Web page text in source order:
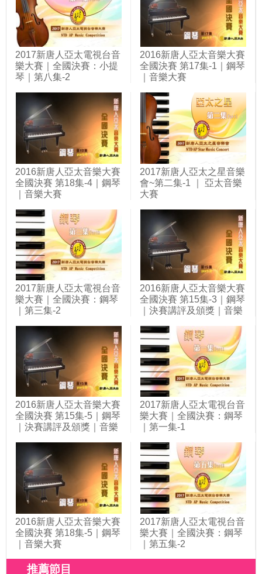
2017新唐人亞太電視台音
樂大賽｜全國決賽：小提
琴｜第八集-2
2016新唐人亞太音樂大賽
全國決賽 第17集-1｜鋼琴
｜音樂大賽
2016新唐人亞太音樂大賽
全國決賽 第18集-4｜鋼琴
｜音樂大賽
2017新唐人亞太之星音樂
會~第二集-1 ｜ 亞太音樂
大賽
2017新唐人亞太電視台音
樂大賽｜全國決賽：鋼琴
｜第三集-2
2016新唐人亞太音樂大賽
全國決賽 第15集-3｜鋼琴
｜決賽講評及頒獎｜音樂
2016新唐人亞太音樂大賽
全國決賽 第15集-5｜鋼琴
｜決賽講評及頒獎｜音樂
2017新唐人亞太電視台音
樂大賽｜全國決賽：鋼琴
｜第一集-1
2016新唐人亞太音樂大賽
全國決賽 第18集-5｜鋼琴
｜音樂大賽
2017新唐人亞太電視台音
樂大賽｜全國決賽：鋼琴
｜第五集-2
推薦節目